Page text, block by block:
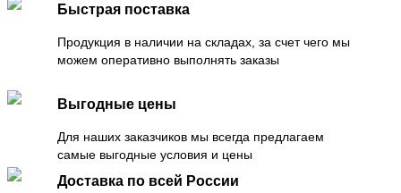
Быстрая поставка
Продукция в наличии на складах, за счет чего мы
можем оперативно выполнять заказы
Выгодные цены
Для наших заказчиков мы всегда предлагаем
самые выгодные условия и цены
Доставка по всей России